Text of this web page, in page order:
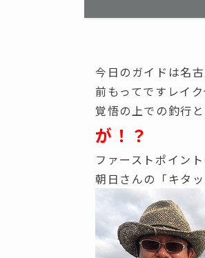
今日のガイドは名
前もってですレイ
覚悟の上での釣行
が！？
ファーストポイン
朝日さんの「キタ